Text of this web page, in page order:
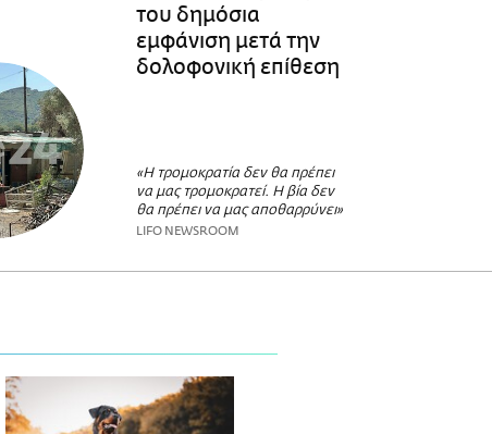
του δημόσια
εμφάνιση μετά την
δολοφονική επίθεση
«Η τρομοκρατία δεν θα πρέπει
να μας τρομοκρατεί. Η βία δεν
θα πρέπει να μας αποθαρρύνει»
LIFO NEWSROOM